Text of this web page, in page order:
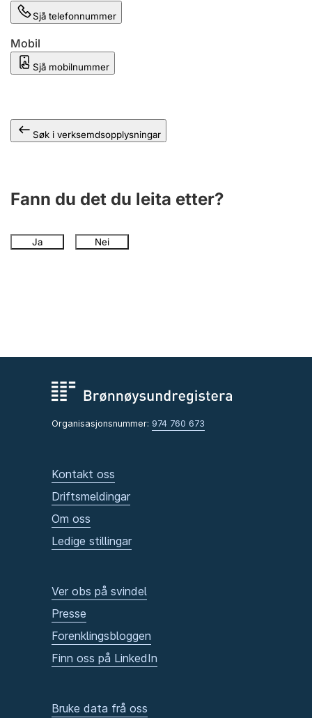
Sjå telefonnummer
Mobil
Sjå mobilnummer
Søk i verksemdsopplysningar
Fann du det du leita etter?
Ja Nei
Organisasjonsnummer: 974 760 673
Kontakt oss
Driftsmeldingar
Om oss
Ledige stillingar
Ver obs på svindel
Presse
Forenklingsbloggen
Finn oss på LinkedIn
Bruke data frå oss